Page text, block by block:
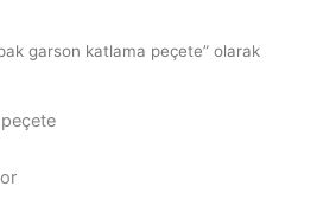
garson katlama peçete” olarak